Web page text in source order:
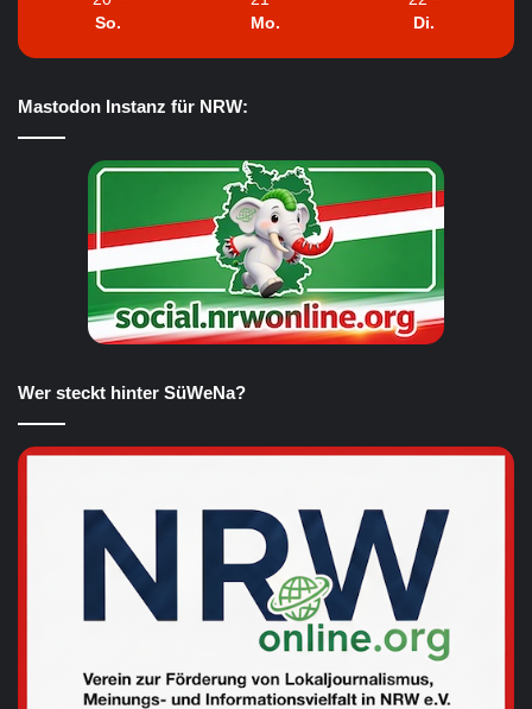
So. Mo. Di.
Mastodon Instanz für NRW:
Wer steckt hinter SüWeNa?